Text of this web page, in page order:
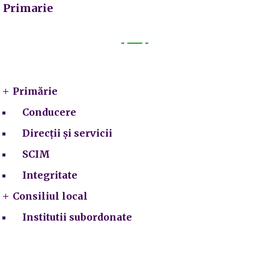
Primarie
Primărie
Conducere
Direcții și servicii
SCIM
Integritate
Consiliul local
Institutii subordonate